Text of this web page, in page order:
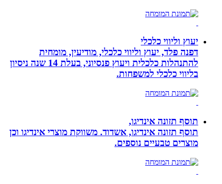
יעוץ וליווי כלכלי
דפנה פלד, יעוץ וליווי כלכלי, מודיעין, מומחית
להתנהלות כלכלית ויעוץ פנסיוני, בעלת 14 שנה ניסיון
בליווי כלכלי למשפחות.
תוסף תזונה אינדיגו,
תוסף תזונה אינדיגו, אשדוד. משווקת מוצרי אינדיגו וכן
מוצרים טבעיים נוספים.